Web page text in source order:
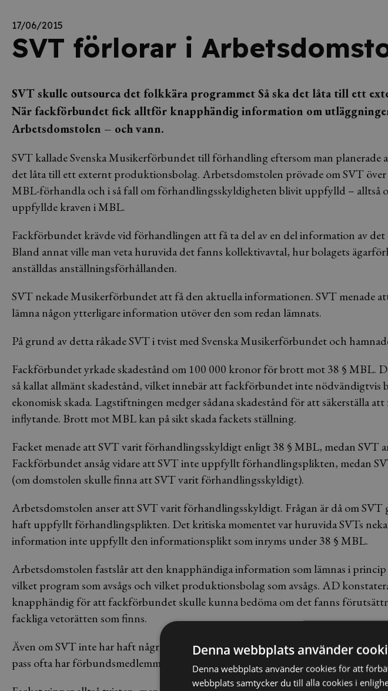
17/06/2015
SVT förlorar i
SVT skulle outsourca det folkkära programmet Så ska det låta till ett
När fackförbundet fick alltför knapphändig information om
Arbetsdomstolen – och vann.
SVT kallade Svenska Musikerförbundet till förhandling eftersom man planerade
det låta till ett externt produktionsbolag. Arbetsdomstolen prövade om SVT
MBL-förhandla och i så fall om förhandlingsskyldigheten blivit uppfylld – alltså
uppfyllde kraven i MBL.
Fackförbundet krävde vid förhandlingen att få ta del av en del information av
Bland annat ville man veta huruvida det fanns kollektivavtal, hur bolagets
anställdas anställningsförhållanden.
SVT nekade Musikerförbundet att få den aktuella informationen. SVT menade
lämna någon ytterligare information utöver den som redan lämnats.
På grund av detta råkade SVT i tvist med Svenska Musikerförbundet och
Fackförbundet yrkade skadestånd om 100 000 kronor för brott mot 38 § MBL.
så kallat allmänt skadestånd, vilket innebär att fackförbundet inte nödvändigtvis
ekonomisk skada. Lagstiftningen medger sådana skadestånd för att säkerställa
inflytande. Brott mot MBL kan på sikt skada fackets ställning.
Facket menade att SVT varit förhandlingsskyldigt enligt 38 § MBL, medan SVT
Fackförbundet ansåg vidare att SVT inte uppfyllt förhandlingsplikten, medan
(om domstolen skulle finna att SVT varit förhandlingsskyldigt).
Arbetsdomstolen anser att SVT varit förhandlingsskyldigt. Frågan är då om
haft uppfyllt förhandlingsplikten. Det kritiska momentet var huruvida SVTs
information inte uppfyllt den informationsplikt som inryms under 38 § MBL.
Arbetsdomstolen fastslår att den knapphändiga information som lämnas i
vilket program som avsågs och vilket produktionsbolag som avsågs. AD
knapphändig för att fackförbundet skulle kunna bedöma om det fanns
fackliga vetorätten som finns.
Även om SVT inte har haft några förbundsmedlemmar vid den aktuella
pass ofta har förbundsmedlemmar anställda att förhandlingsplikt trots allt
Denna webbplats använder
Denna webbplats använder cookies för att
webbplats samtycker du till alla cookies i